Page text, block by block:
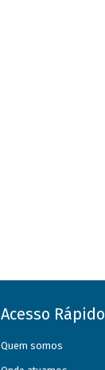
Acesso Rápido
Quem somos